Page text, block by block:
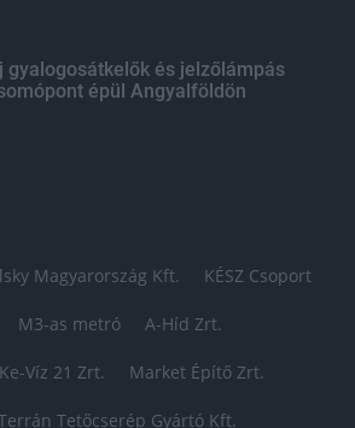
gyalogosátkelők és jelzőlámpás
épül Angyalföldön
Magyarország Kft. KÉSZ Csoport
M3-as metró A-Híd Zrt.
Ke-Víz 21 Zrt. Market Építő Zrt.
Tetőcserép Gyártó Kft.